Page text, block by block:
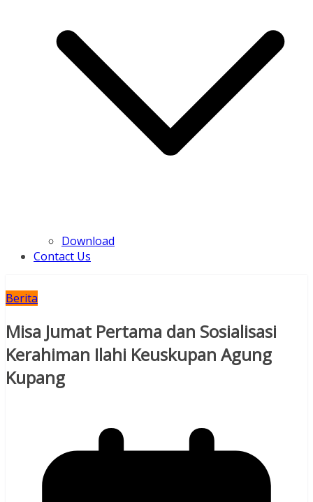
Download
Contact Us
Berita
Misa Jumat Pertama dan Sosialisasi
Kerahiman Ilahi Keuskupan Agung
Kupang